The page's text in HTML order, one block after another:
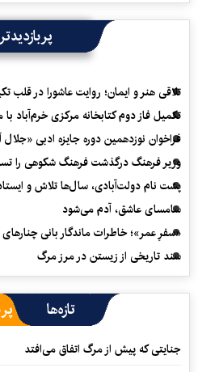
تلاقی هنر و ایمان؛ روایت عاشورا در قلب
تکمیل فاز دوم کتابخانه مرکزی خرم‌آباد
فراخوان نوزدهمین دوره جایزه ادبی
وزیر فرهنگ درگذشت فرهنگ شکوهی را
پشت نام دولت‌آبادی، سال‌ها تلاش و
سامسای عاشق، آدم می‌شود
«سفرِ عمر»؛ خاطرات ماندگار بانی
سند تاریخی از زیستن در مرز مرگ
تازه‌ها
جنایتی که پیش از مرگ اتفاق می‌افتد